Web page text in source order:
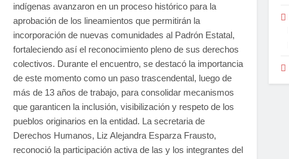
indígenas avanzaron en un proceso histórico para la
aprobación de los lineamientos que permitirán la
incorporación de nuevas comunidades al Padrón Estatal,
fortaleciendo así el reconocimiento pleno de sus derechos
colectivos. Durante el encuentro, se destacó la importancia
de este momento como un paso trascendental, luego de
más de 13 años de trabajo, para consolidar mecanismos
que garanticen la inclusión, visibilización y respeto de los
pueblos originarios en la entidad. La secretaria de
Derechos Humanos, Liz Alejandra Esparza Frausto,
reconoció la participación activa de las y los integrantes del